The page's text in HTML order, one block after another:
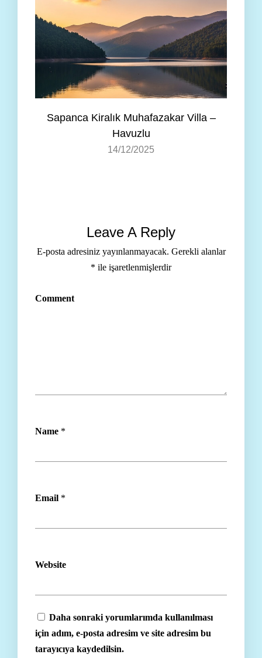
Sapanca Kiralık Muhafazakar Villa –
Havuzlu
14/12/2025
Leave A Reply
E-posta adresiniz yayınlanmayacak. Gerekli alanlar
* ile işaretlenmişlerdir
Comment
Name *
Email *
Website
Daha sonraki yorumlarımda kullanılması
için adım, e-posta adresim ve site adresim bu
tarayıcıya kaydedilsin.